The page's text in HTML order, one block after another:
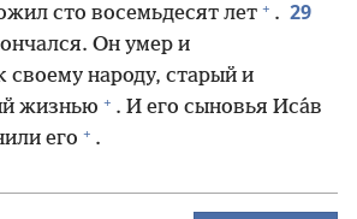
сто восемьдесят лет + . 29
Он умер и
своему народу, старый и
жизнью + . И его сыновья Иса́в
его + .